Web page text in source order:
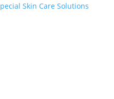
Skin Care Solutions